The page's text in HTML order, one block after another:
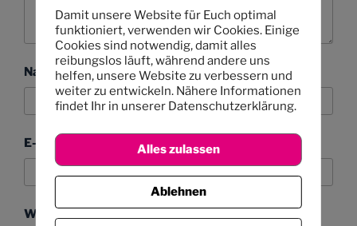
Name
E-Mail-Adresse
Website
Damit unsere Website für Euch optimal
funktioniert, verwenden wir Cookies. Einige
Cookies sind notwendig, damit alles
reibungslos läuft, während andere uns
helfen, unsere Website zu verbessern und
weiter zu entwickeln. Nähere Informationen
findet Ihr in unserer Datenschutzerklärung.
Alles zulassen
Ablehnen